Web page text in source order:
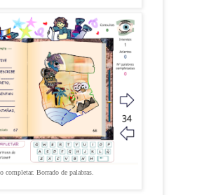
completar. Borrado de palabras.